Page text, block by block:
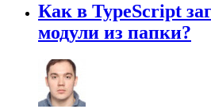
Как в TypeScript
модули из папки?